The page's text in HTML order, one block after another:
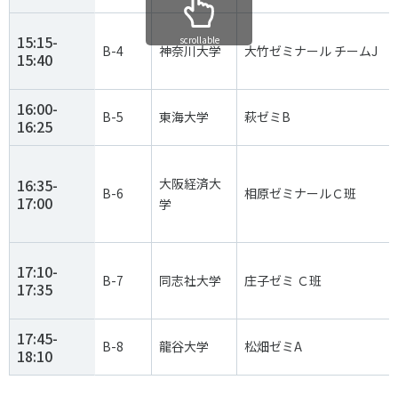
15:15-
15:40
B-4 神奈川大学 大竹ゼミナール チームJ
16:00-
16:25
B-5 東海大学 萩ゼミB
16:35-
17:00
B-6
大阪経済大
学
相原ゼミナールＣ班
17:10-
17:35
B-7 同志社大学 庄子ゼミ Ｃ班
17:45-
18:10
B-8 龍谷大学 松畑ゼミA
scrollable